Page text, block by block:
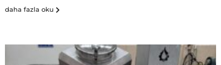
daha fazla oku